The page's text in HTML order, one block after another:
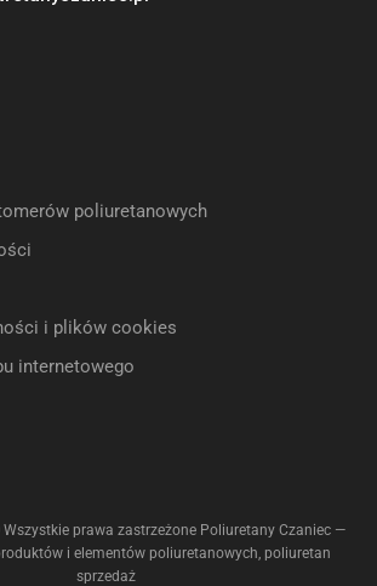
poliuretanowych
i plików cookies
internetowego
prawa zastrzeżone Poliuretany Czaniec —
i elementów poliuretanowych, poliuretan
sprzedaż